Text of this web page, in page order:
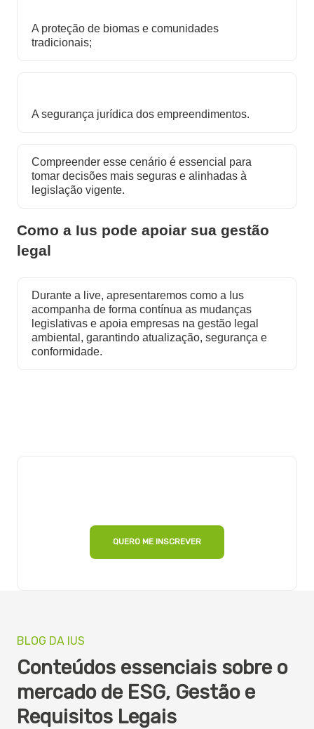
A proteção de biomas e comunidades
tradicionais;
A segurança jurídica dos empreendimentos.
Compreender esse cenário é essencial para
tomar decisões mais seguras e alinhadas à
legislação vigente.
Como a Ius pode apoiar sua gestão
legal
Durante a live, apresentaremos como a Ius
acompanha de forma contínua as mudanças
legislativas e apoia empresas na gestão legal
ambiental, garantindo atualização, segurança e
conformidade.
QUERO ME INSCREVER
BLOG DA IUS
Conteúdos essenciais sobre o
mercado de ESG, Gestão e
Requisitos Legais